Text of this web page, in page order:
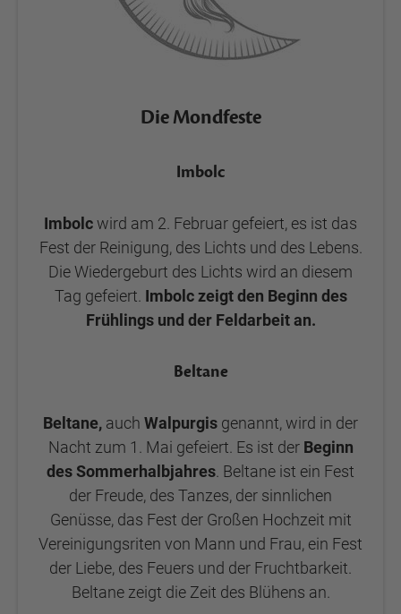
Die Mondfeste
Imbolc
Imbolcwird am 2. Februar gefeiert, es ist das
Fest der Reinigung, des Lichts und des Lebens.
Die Wiedergeburt des Lichts wird an diesem
Tag gefeiert. Imbolc zeigt den Beginn des
Frühlings und der Feldarbeit an.
Beltane
Beltane, auch Walpurgis genannt, wird in der
Nacht zum 1. Mai gefeiert. Es ist der Beginn
des Sommerhalbjahres . Beltane ist ein Fest
der Freude, des Tanzes, der sinnlichen
Genüsse, das Fest der Großen Hochzeit mit
Vereinigungsriten von Mann und Frau, ein Fest
der Liebe, des Feuers und der Fruchtbarkeit.
Beltane zeigt die Zeit des Blühens an.